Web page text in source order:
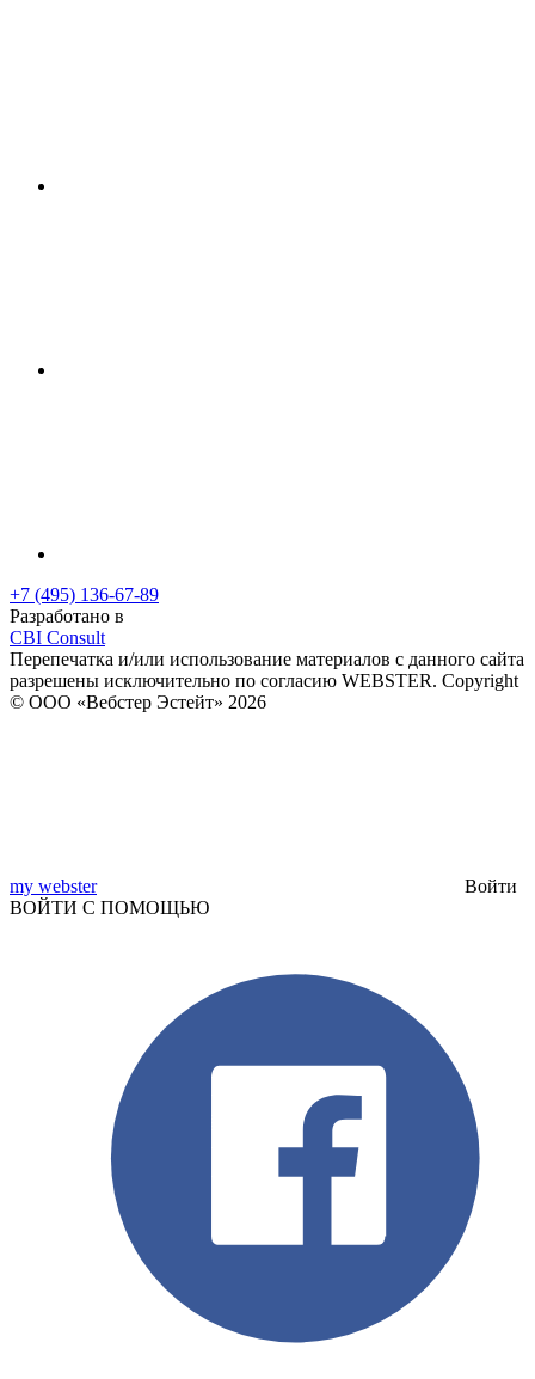
+7 (495) 136-67-89
Разработано в
CBI Consult
Перепечатка и/или использование материалов с данного сайта
разрешены исключительно по согласию WEBSTER. Copyright
© ООО «Вебстер Эстейт» 2026
my webster
Войти
ВОЙТИ С ПОМОЩЬЮ